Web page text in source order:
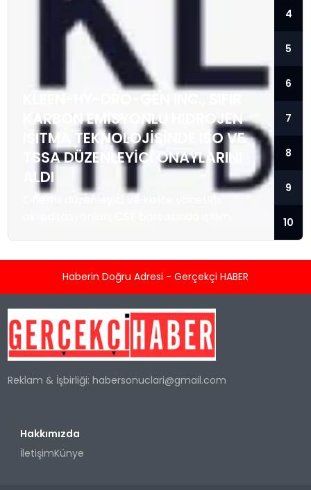
KARBON EMISYONLU HIDROJEN
ISITMA TEKNOLOJISINDE ISO VE
TSSA DÜZENLEYICI ONAYLARINI
ALDI
Sistemlerini üretmek ve satmak üzere
kurumsal sözleşmeler için konumlandırıyor.
TORONTO, KANADA / ACCESS Newswire / 5
Ağustos 2026 / Kleen-Hy-Dro-Gen Inc.
4
5
6
7
8
9
10
Haberin Doğru Adresi - Gerçekçi HABER
Reklam & İşbirliği:habersonuclari@gmail.com
Hakkımızda
İletişimKünye